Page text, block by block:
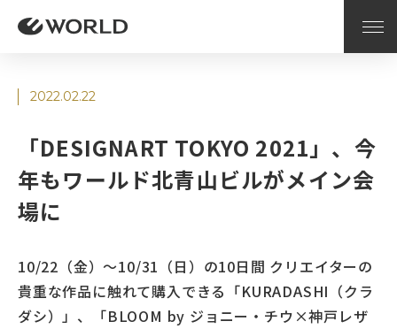
2022.02.22
「DESIGNART TOKYO 2021」、今
年もワールド北青山ビルがメイン会
場に
10/22（金）～10/31（日）の10日間 クリエイターの
貴重な作品に触れて購入できる「KURADASHI（クラ
ダシ）」、「BLOOM by ジョニー・チウ×神戸レザ